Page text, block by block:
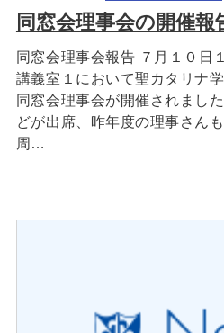
同窓会理事会の開催報
同窓会理事会報告 ７月１０日
講義室１において聖カタリナ
同窓会理事会が開催されまし
どが出席、昨年度の理事さん
周…